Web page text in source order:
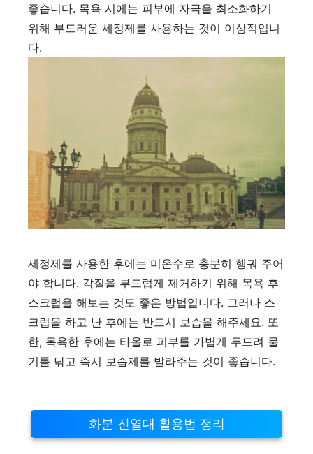
좋습니다. 목욕 시에는 피부에 자극을 최소화하기
위해 부드러운 세정제를 사용하는 것이 이상적입니
다.
세정제를 사용한 후에는 미온수로 충분히 헹궈 주어
야 합니다. 각질을 부드럽게 제거하기 위해 목욕 후
스크럽을 해보는 것도 좋은 방법입니다. 그러나 스
크럽을 하고 난 후에는 반드시 보습을 해주세요. 또
한, 목욕한 후에는 타올로 피부를 가볍게 두드려 물
기를 닦고 즉시 보습제를 발라주는 것이 좋습니다.
화분 진열대 활용법 정리